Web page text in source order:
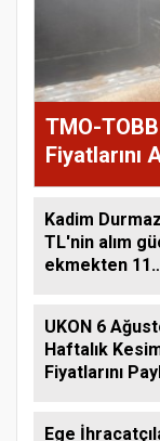
TMO-
Fiyatlarını
Kadim
TL'nin alım
ekmekten 11
UKON 6
Haftalık
Fiyatlarını
Ege